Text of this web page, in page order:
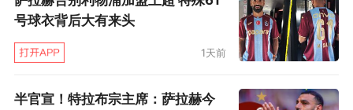
插，马马尔达什维利将球扑住。
号球衣背后大有来头
1天前
半官宣！特拉布宗主席：萨拉赫今